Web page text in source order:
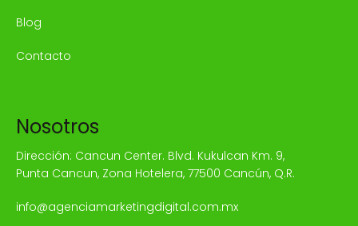
Blog
Contacto
Nosotros
Dirección: Cancun Center. Blvd. Kukulcan Km. 9,
Punta Cancun, Zona Hotelera, 77500 Cancún, Q.R.
info@agenciamarketingdigital.com.mx